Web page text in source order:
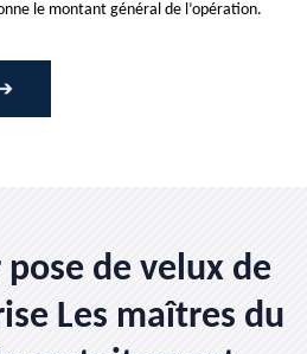
le montant général de l’opération.
de velux de
Les maîtres du